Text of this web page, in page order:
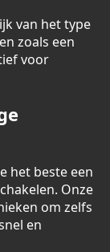
van het type
zoals een
voor
het beste een
Onze
om zelfs
en